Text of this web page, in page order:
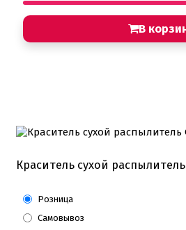
В
Краситель сухой
Розница
Самовывоз